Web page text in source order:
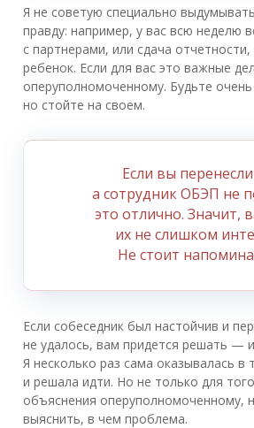
Я не советую специально
правду: например, у вас всю неделю
с партнерами, или сдача
ребенок. Если для вас это важные
оперуполномоченному. Будьте
но стойте на своем.
Если вы
а сотрудник ОБЭП не
это отлично. Значит,
их не слишком
Не стоит
Если собеседник был настойчив и
не удалось, вам придется решать —
Я несколько раз сама оказывалась в
и решала идти. Но не только для
объяснения оперуполномоченному,
выяснить, в чем проблема.